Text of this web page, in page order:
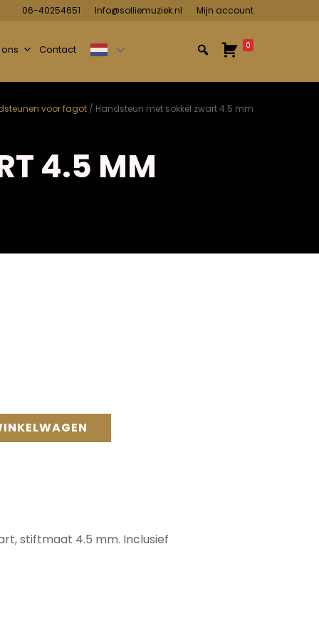
06-40254651 Info@solliemuziek.nl Mijn account
Contact 0
voor fagot / Handsteun met sokkel zwart 4.5 mm
4.5 MM
stiftmaat 4.5 mm. Inclusief